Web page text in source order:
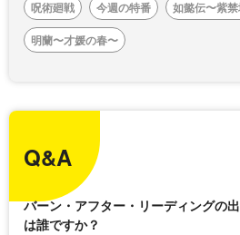
呪術廻戦
今週の特番
如懿伝〜紫
明蘭〜才媛の春〜
Q&A
バーン・アフター・リーディングの
は誰ですか？